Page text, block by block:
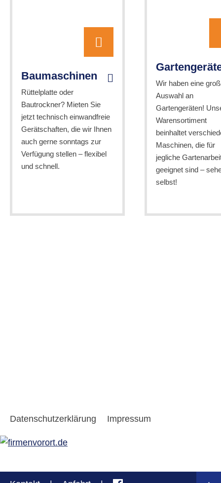
Baumaschinen
Rüttelplatte oder
Bautrockner? Mieten Sie
jetzt technisch einwandfreie
Gerätschaften, die wir Ihnen
auch gerne sonntags zur
Verfügung stellen – flexibel
und schnell.
Wir haben eine
Auswahl an
Gartengeräten!
Warensortiment
beinhaltet
Maschinen, die für
jegliche
geeignet sind –
selbst!
Datenschutzerklärung Impressum